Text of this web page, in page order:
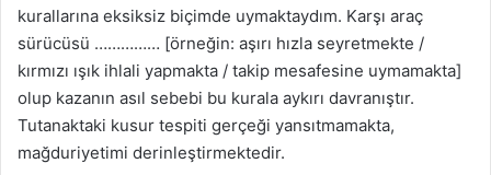
kurallarına eksiksiz biçimde uymaktaydım. Karşı araç
sürücüsü …………… [örneğin: aşırı hızla seyretmekte /
kırmızı ışık ihlali yapmakta / takip mesafesine uymamakta]
olup kazanın asıl sebebi bu kurala aykırı davranıştır.
Tutanaktaki kusur tespiti gerçeği yansıtmamakta,
mağduriyetimi derinleştirmektedir.